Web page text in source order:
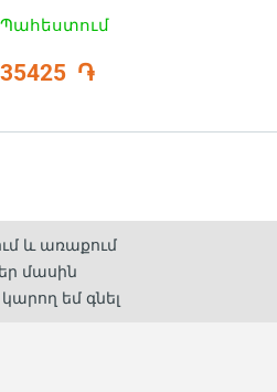
Պահեստում
35425 ֏
և առաքում
մասին
եմ գնել